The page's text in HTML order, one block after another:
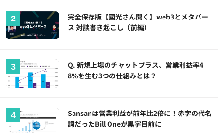
完全保存版【國光さん聞く】web3とメタバー
ス 対談書き起こし（前編）
Q. 新規上場のチャットプラス、営業利益率4
8%を生む3つの仕組みとは？
Sansanは営業利益が前年比2倍に！赤字の代名
詞だったBill Oneが黒字目前に